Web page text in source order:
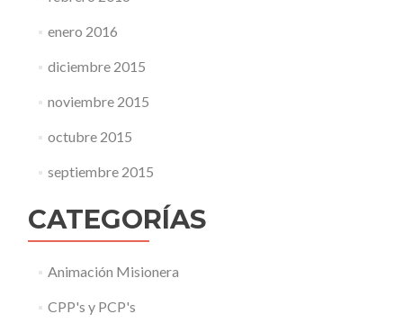
enero 2016
diciembre 2015
noviembre 2015
octubre 2015
septiembre 2015
CATEGORÍAS
Animación Misionera
CPP's y PCP's